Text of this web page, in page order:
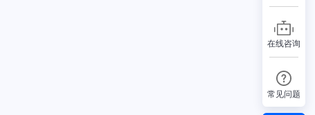
在线咨询
常见问题